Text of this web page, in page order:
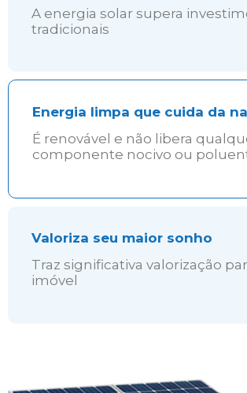
A energia solar supera
tradicionais
Energia limpa que cuida da
É renovável e não libera
componente nocivo ou
Valoriza seu maior sonho
Traz significativa valorização
imóvel